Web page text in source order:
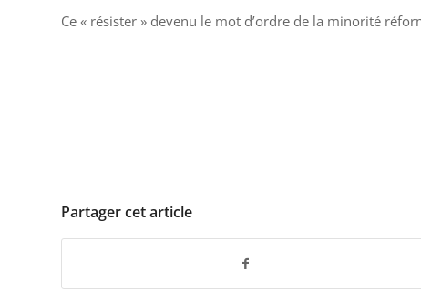
Ce « résister » devenu le mot d’ordre de la minorité
Partager cet article